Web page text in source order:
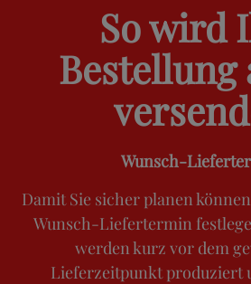
So wird
Bestellung
Wunsch-
Damit Sie sicher planen
Wunsch-Liefertermin
werden kurz vor dem
Lieferzeitpunkt produziert